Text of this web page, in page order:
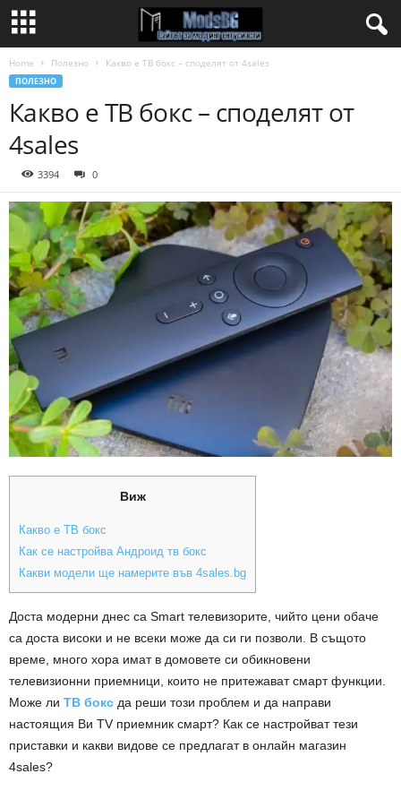
Home Полезно Какво е ТВ бокс – споделят от 4sales
ПОЛЕЗНО
Какво е ТВ бокс – споделят от
4sales
3394 0
Виж
Какво е ТВ бокс
Как се настройва Андроид тв бокс
Какви модели ще намерите във 4sales.bg
Доста модерни днес са Smart телевизорите, чийто цени обаче
са доста високи и не всеки може да си ги позволи. В същото
време, много хора имат в домовете си обикновени
телевизионни приемници, които не притежават смарт функции.
Може ли ТВ бокс да реши този проблем и да направи
настоящия Ви TV приемник смарт? Как се настройват тези
приставки и какви видове се предлагат в онлайн магазин
4sales?